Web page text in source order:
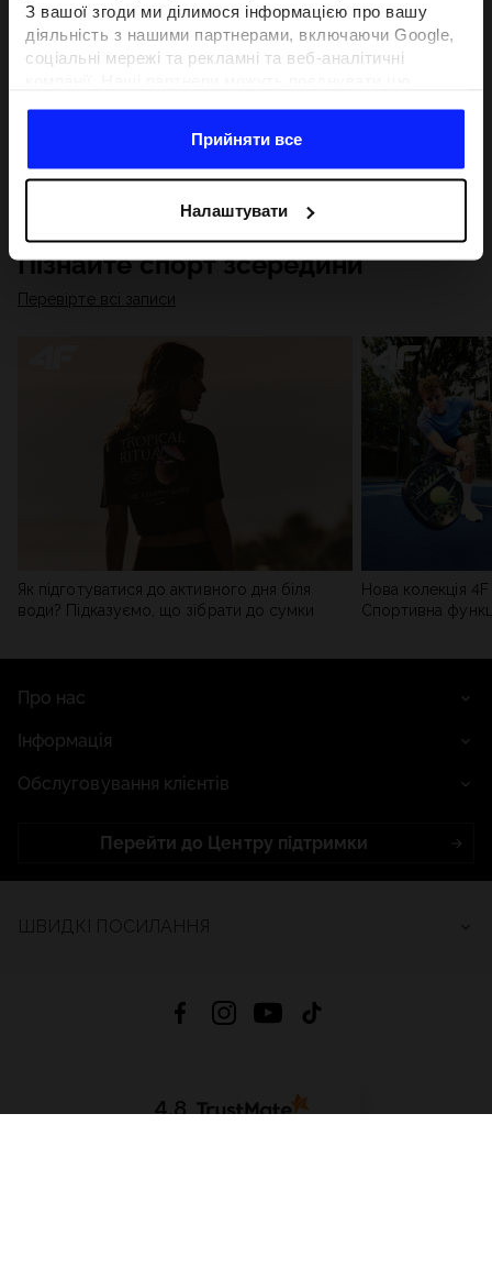
З вашої згоди ми ділимося інформацією про вашу
діяльність з нашими партнерами, включаючи Google,
соціальні мережі та рекламні та веб-аналітичні
отримують у результаті використання вами їхніх
послуг.З вашої згоди ми також можемо ділитися
з метою націлювання та покращення відображення
відповідної онлайн-реклами, проведення аналітики,
відповідності вмісту та вдосконалення рішень, які
пропонують наші партнери (наприклад, соціальні
мережі). Детальну інформацію можна знайти в нашій
та в розділі «Деталі».
Прийняти все
Налаштувати
Пізнайте спорт зсередини
Перевірте всі записи
Як підготуватися до активного дня біля
води? Підказуємо, що зібрати до сумки
Нова колекція
Спортивна
Про нас
Інформація
Обслуговування клієнтів
Перейти до Центру підтримки
4.8